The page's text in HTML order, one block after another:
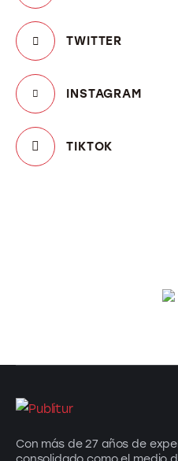
TWITTER
INSTAGRAM
TIKTOK
Con más de 27 años de